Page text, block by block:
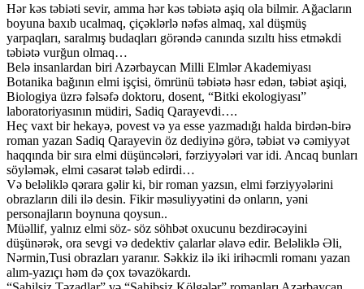
Hər kəs təbiəti sevir, amma hər kəs təbiətə aşiq ola bilmir. Ağacların
boyuna baxıb ucalmaq, çiçəklərlə nəfəs almaq, xal düşmüş
yarpaqları, saralmış budaqları görəndə canında sızıltı hiss etməkdi
təbiətə vurğun olmaq…
Belə insanlardan biri Azərbaycan Milli Elmlər Akademiyası
Botanika bağının elmi işçisi, ömrünü təbiətə həsr edən, təbiət aşiqi,
Biologiya üzrə fəlsəfə doktoru, dosent, “Bitki ekologiyası”
laboratoriyasının müdiri, Sadiq Qarayevdi….
Heç vaxt bir hekayə, povest və ya esse yazmadığı halda birdən-birə
roman yazan Sadiq Qarayevin öz dediyinə görə, təbiət və cəmiyyət
haqqında bir sıra elmi düşüncələri, fərziyyələri var idi. Ancaq bunları
söyləmək, elmi cəsarət tələb edirdi…
Və beləliklə qərara gəlir ki, bir roman yazsın, elmi fərziyyələrini
obrazların dili ilə desin. Fikir məsuliyyətini də onların, yəni
personajların boynuna qoysun..
Müəllif, yalnız elmi söz- söz söhbət oxucunu bezdirəcəyini
düşünərək, ora sevgi və dedektiv çalarlar əlavə edir. Beləliklə Əli,
Nərmin,Tusi obrazları yaranır. Səkkiz ilə iki irihəcmli romanı yazan
alım-yazıçı həm də çox təvazökardı.